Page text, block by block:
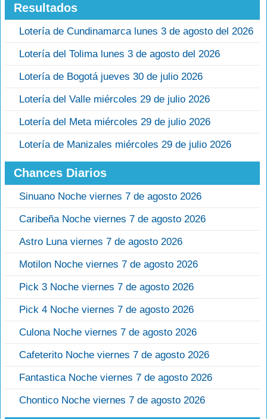
Resultados
Lotería de Cundinamarca lunes 3 de agosto del 2026
Lotería del Tolima lunes 3 de agosto del 2026
Lotería de Bogotá jueves 30 de julio 2026
Lotería del Valle miércoles 29 de julio 2026
Lotería del Meta miércoles 29 de julio 2026
Lotería de Manizales miércoles 29 de julio 2026
Chances Diarios
Sinuano Noche viernes 7 de agosto 2026
Caribeña Noche viernes 7 de agosto 2026
Astro Luna viernes 7 de agosto 2026
Motilon Noche viernes 7 de agosto 2026
Pick 3 Noche viernes 7 de agosto 2026
Pick 4 Noche viernes 7 de agosto 2026
Culona Noche viernes 7 de agosto 2026
Cafeterito Noche viernes 7 de agosto 2026
Fantastica Noche viernes 7 de agosto 2026
Chontico Noche viernes 7 de agosto 2026